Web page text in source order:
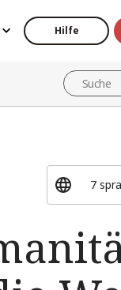
Hilfe